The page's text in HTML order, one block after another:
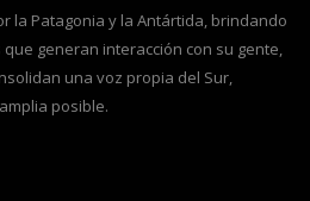
la Patagonia y la Antártida, brindando
generan interacción con su gente,
una voz propia del Sur,
posible.